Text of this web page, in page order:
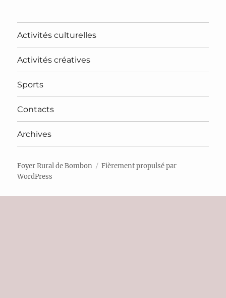
Activités culturelles
Activités créatives
Sports
Contacts
Archives
Foyer Rural de Bombon
Fièrement propulsé par
WordPress